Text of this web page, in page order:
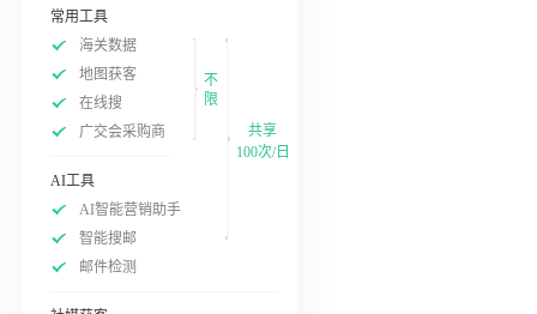
常用工具
海关数据
地图获客
在线搜
广交会采购商
不
限
AI工具
AI智能营销助手
智能搜邮
邮件检测
共享
100次/日